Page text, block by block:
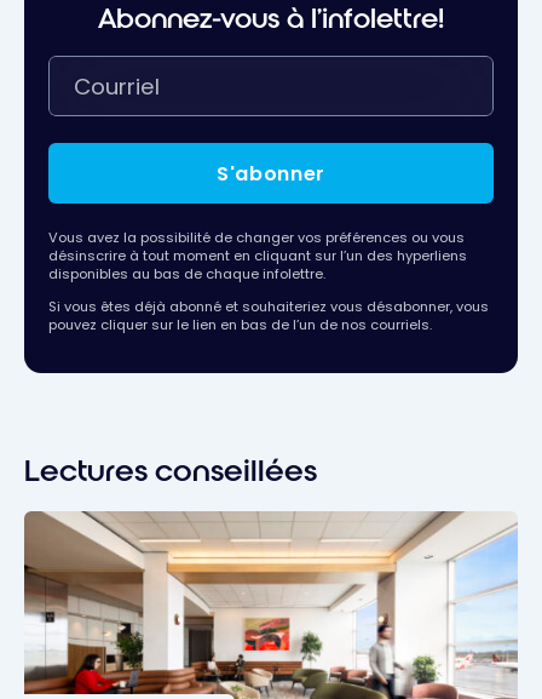
Abonnez-vous à l'infolettre!
S'abonner
Vous avez la possibilité de changer vos préférences ou vous
désinscrire à tout moment en cliquant sur l’un des hyperliens
disponibles au bas de chaque infolettre.
Si vous êtes déjà abonné et souhaiteriez vous désabonner, vous
pouvez cliquer sur le lien en bas de l’un de nos courriels.
Lectures conseillées